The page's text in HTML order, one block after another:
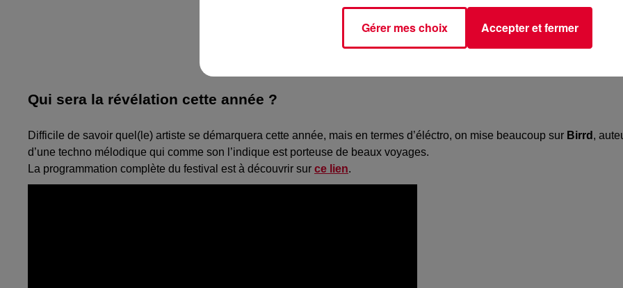
Qui sera la révélation cette année ?
Difficile de savoir quel (le) artiste se démarquera cette année, mais en termes d’éléctro, on mise beaucoup sur Birrd ,
d’une techno mélodique qui comme son l’indique est porteuse de beaux voyages.
La programmation complète du festival est à découvrir sur ce lien.
Gérer mes choix Accepter et fermer